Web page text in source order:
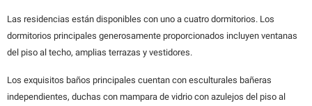
Las residencias están disponibles con uno a cuatro dormitorios. Los
dormitorios principales generosamente proporcionados incluyen ventanas
del piso al techo, amplias terrazas y vestidores.
Los exquisitos baños principales cuentan con esculturales bañeras
independientes, duchas con mampara de vidrio con azulejos del piso al